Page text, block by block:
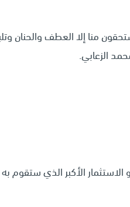
منا إلا العطف والحنان
الزعابي.
الاستثمار الأكبر الذي ستقوم